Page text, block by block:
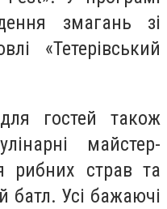
змагань зі
«Тетерівський
гостей також
майстер-
рибних страв та
батл. Усі бажаючі